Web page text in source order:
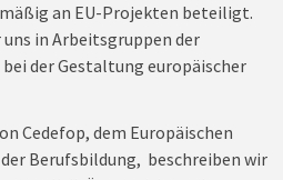
an EU-Projekten beteiligt.
in Arbeitsgruppen der
der Gestaltung europäischer
Cedefop, dem Europäischen
Berufsbildung, beschreiben wir